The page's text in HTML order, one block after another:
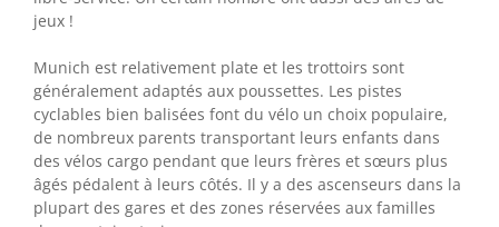
jeux !
Munich est relativement plate et les trottoirs sont
généralement adaptés aux poussettes. Les pistes
cyclables bien balisées font du vélo un choix populaire,
de nombreux parents transportant leurs enfants dans
des vélos cargo pendant que leurs frères et sœurs plus
âgés pédalent à leurs côtés. Il y a des ascenseurs dans la
plupart des gares et des zones réservées aux familles